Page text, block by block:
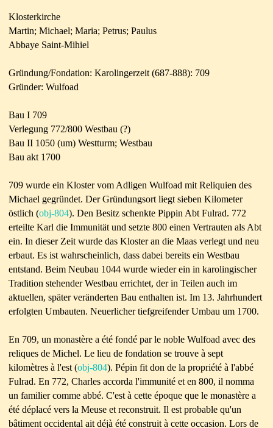
Klosterkirche
Martin; Michael; Maria; Petrus; Paulus
Abbaye Saint-Mihiel
Gründung/Fondation: Karolingerzeit (687-888): 709
Gründer: Wulfoad
Bau I 709
Verlegung 772/800 Westbau (?)
Bau II 1050 (um) Westturm; Westbau
Bau akt 1700
709 wurde ein Kloster vom Adligen Wulfoad mit Reliquien des
Michael gegründet. Der Gründungsort liegt sieben Kilometer
östlich (obj-804). Den Besitz schenkte Pippin Abt Fulrad. 772
erteilte Karl die Immunität und setzte 800 einen Vertrauten als Abt
ein. In dieser Zeit wurde das Kloster an die Maas verlegt und neu
erbaut. Es ist wahrscheinlich, dass dabei bereits ein Westbau
entstand. Beim Neubau 1044 wurde wieder ein in karolingischer
Tradition stehender Westbau errichtet, der in Teilen auch im
aktuellen, später veränderten Bau enthalten ist. Im 13. Jahrhundert
erfolgten Umbauten. Neuerlicher tiefgreifender Umbau um 1700.
En 709, un monastère a été fondé par le noble Wulfoad avec des
reliques de Michel. Le lieu de fondation se trouve à sept
kilomètres à l'est (obj-804). Pépin fit don de la propriété à l'abbé
Fulrad. En 772, Charles accorda l'immunité et en 800, il nomma
un familier comme abbé. C'est à cette époque que le monastère a
été déplacé vers la Meuse et reconstruit. Il est probable qu'un
bâtiment occidental ait déjà été construit à cette occasion. Lors de